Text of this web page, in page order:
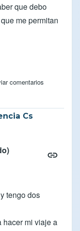
que debo
me permitan
comentarios
Cs
tengo dos
hacer mi viaje a